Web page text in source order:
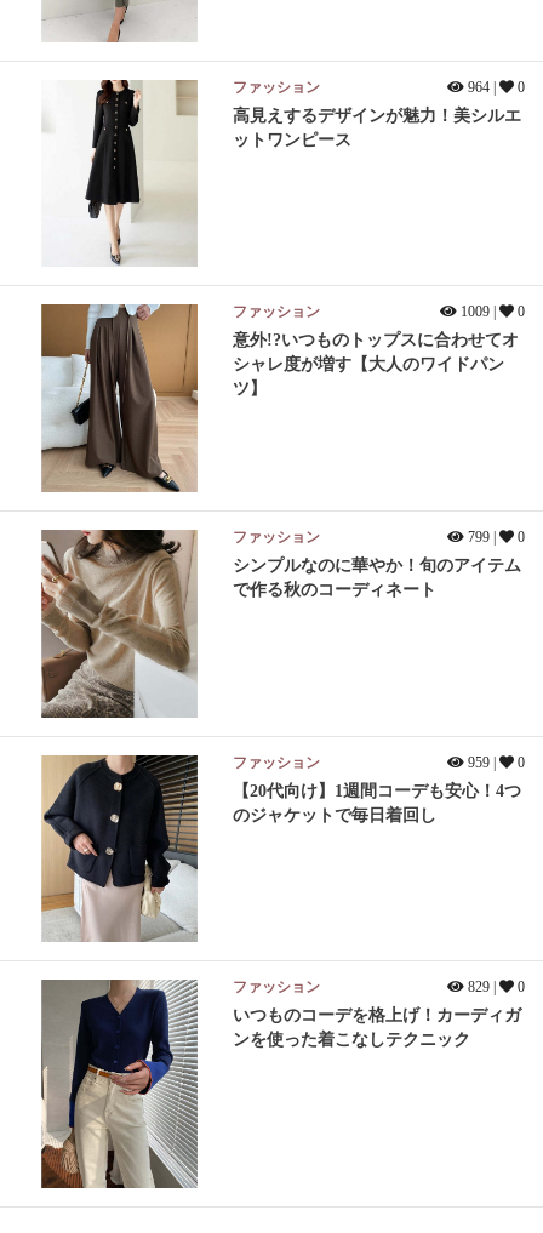
ファッション 964 | 0
高見えするデザインが魅力！美シルエ
ットワンピース
ファッション 1009 | 0
意外!?いつものトップスに合わせてオ
シャレ度が増す【大人のワイドパン
ツ】
ファッション 799 | 0
シンプルなのに華やか！旬のアイテム
で作る秋のコーディネート
ファッション 959 | 0
【20代向け】1週間コーデも安心！4つ
のジャケットで毎日着回し
ファッション 829 | 0
いつものコーデを格上げ！カーディガ
ンを使った着こなしテクニック